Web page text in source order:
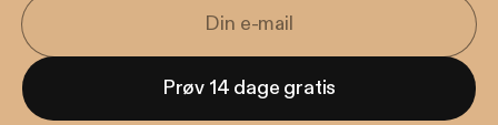
Prøv 14 dage gratis